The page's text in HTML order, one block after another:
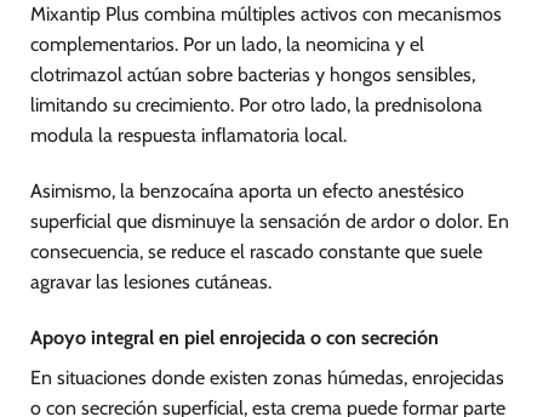
Mixantip Plus combina múltiples activos con mecanismos
complementarios. Por un lado, la neomicina y el
clotrimazol actúan sobre bacterias y hongos sensibles,
limitando su crecimiento. Por otro lado, la prednisolona
modula la respuesta inflamatoria local.
Asimismo, la benzocaína aporta un efecto anestésico
superficial que disminuye la sensación de ardor o dolor. En
consecuencia, se reduce el rascado constante que suele
agravar las lesiones cutáneas.
Apoyo integral en piel enrojecida o con secreción
En situaciones donde existen zonas húmedas, enrojecidas
o con secreción superficial, esta crema puede formar parte